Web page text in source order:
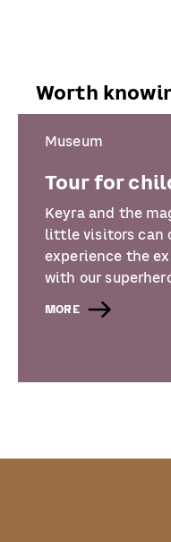
Worth
Museum
Tour for
Keyra and the
little visitors can
experience the
with our
MORE